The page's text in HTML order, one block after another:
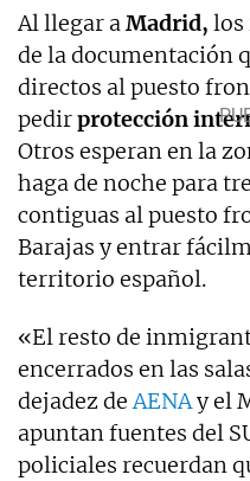
Al llegar aMadrid, los
de la documentación
directos al puesto
pedirprotección
Otros esperan en la
haga de noche para
contiguas al puesto
Barajas y entrar
territorio español.
«El resto de
encerrados en las
dejadez deAENAy el
apuntan fuentes del
policiales recuerdan